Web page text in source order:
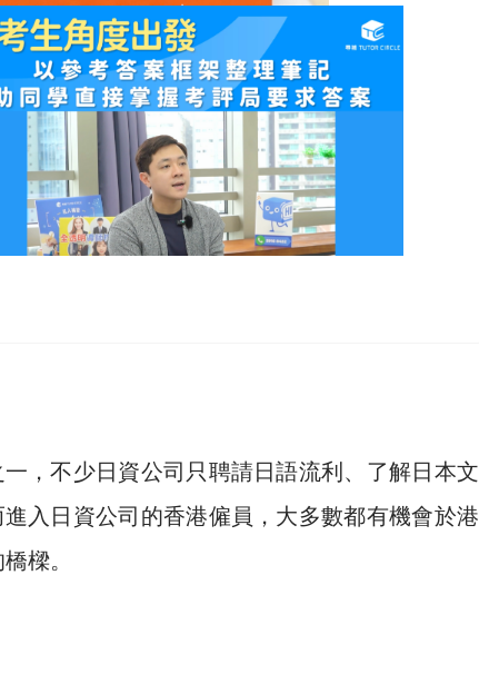
，不少日資公司只聘請日語流利、了解日本文
入日資公司的香港僱員，大多數都有機會於港
樑。